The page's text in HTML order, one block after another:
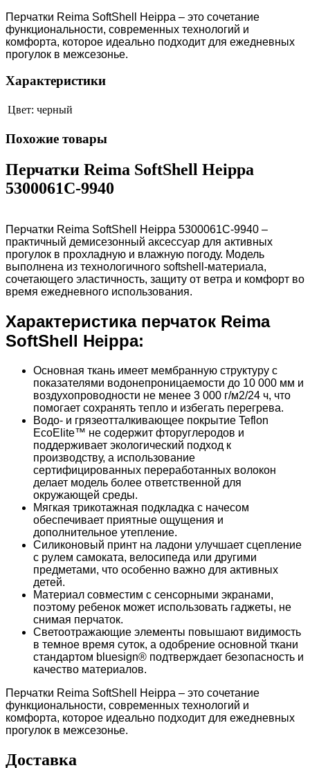
Перчатки Reima SoftShell Heippa – это сочетание
функциональности, современных технологий и
комфорта, которое идеально подходит для ежедневных
прогулок в межсезонье.
Характеристики
Цвет: черный
Похожие товары
Перчатки Reima SoftShell Heippa
5300061C-9940
Перчатки Reima SoftShell Heippa 5300061C-9940 –
практичный демисезонный аксессуар для активных
прогулок в прохладную и влажную погоду. Модель
выполнена из технологичного softshell-материала,
сочетающего эластичность, защиту от ветра и комфорт во
время ежедневного использования.
Характеристика перчаток Reima
SoftShell Heippa:
Основная ткань имеет мембранную структуру с
показателями водонепроницаемости до 10 000 мм и
воздухопроводности не менее 3 000 г/м2/24 ч, что
помогает сохранять тепло и избегать перегрева.
Водо- и грязеотталкивающее покрытие Teflon
EcoElite™ не содержит фторуглеродов и
поддерживает экологический подход к
производству, а использование
сертифицированных переработанных волокон
делает модель более ответственной для
окружающей среды.
Мягкая трикотажная подкладка с начесом
обеспечивает приятные ощущения и
дополнительное утепление.
Силиконовый принт на ладони улучшает сцепление
с рулем самоката, велосипеда или другими
предметами, что особенно важно для активных
детей.
Материал совместим с сенсорными экранами,
поэтому ребенок может использовать гаджеты, не
снимая перчаток.
Светоотражающие элементы повышают видимость
в темное время суток, а одобрение основной ткани
стандартом bluesign® подтверждает безопасность и
качество материалов.
Перчатки Reima SoftShell Heippa – это сочетание
функциональности, современных технологий и
комфорта, которое идеально подходит для ежедневных
прогулок в межсезонье.
Доставка